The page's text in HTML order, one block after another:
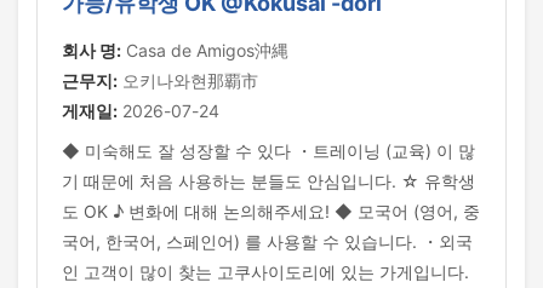
회사 명: Casa de Amigos沖縄
근무지: 오키나와현那覇市
게재일: 2026-07-24
◆ 미숙해도 잘 성장할 수 있다 ・트레이닝 (교육) 이 많
기 때문에 처음 사용하는 분들도 안심입니다. ☆ 유학생
도 OK ♪ 변화에 대해 논의해주세요! ◆ 모국어 (영어, 중
국어, 한국어, 스페인어) 를 사용할 수 있습니다. ・외국
인 고객이 많이 찾는 고쿠사이도리에 있는 가게입니다.